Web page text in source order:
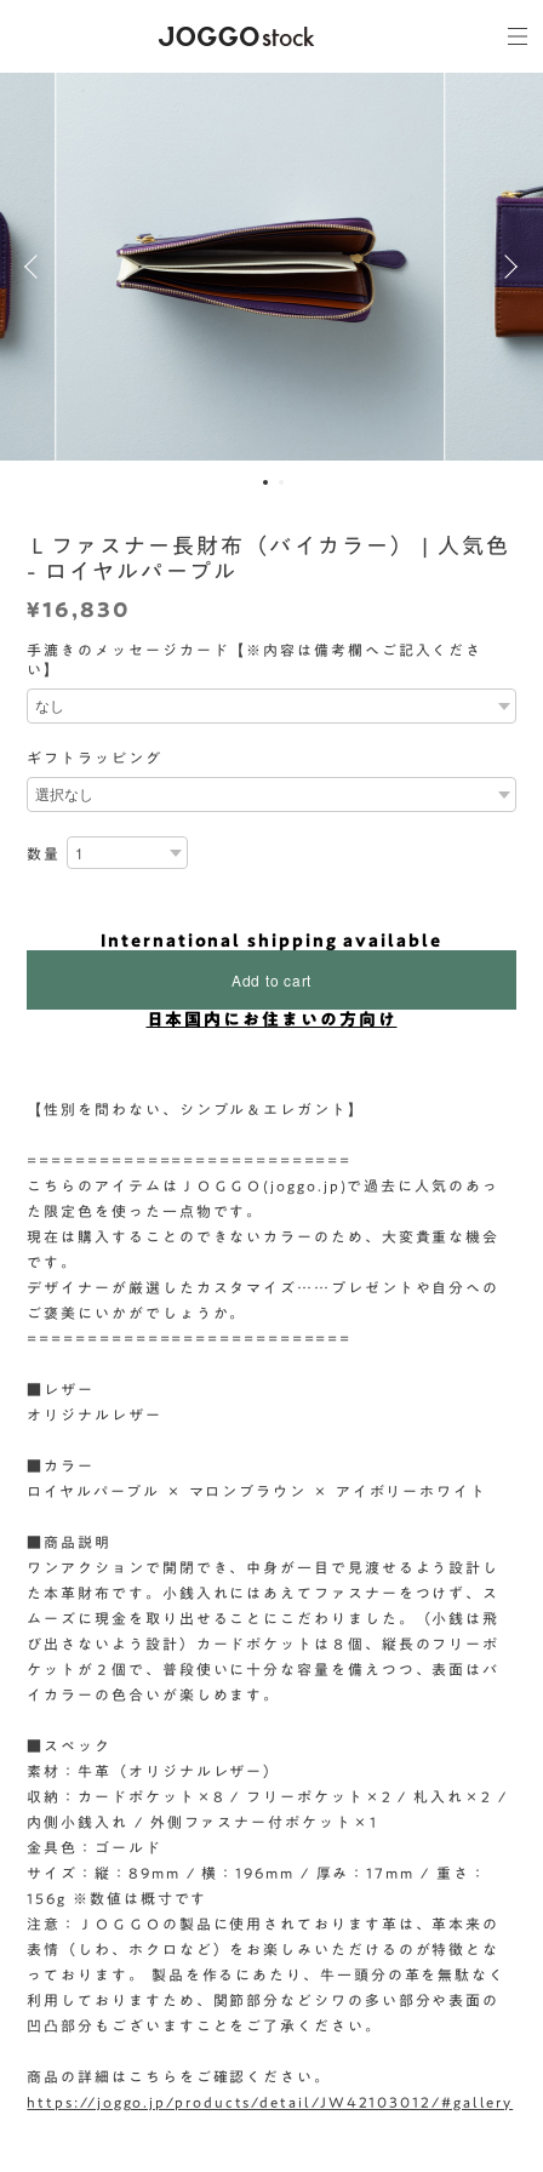
Ｌファスナー長財布（バイカラー） | 人気色
- ロイヤルパープル
¥16,830
手漉きのメッセージカード【※内容は備考欄へご記入くださ
い】
ギフトラッピング
数量
International shipping available
Add to cart
日本国内にお住まいの方向け
【性別を問わない、シンプル＆エレガント】
===========================
こちらのアイテムはＪＯＧＧＯ(joggo.jp)で過去に人気のあっ
た限定色を使った一点物です。
現在は購入することのできないカラーのため、大変貴重な機会
です。
デザイナーが厳選したカスタマイズ……プレゼントや自分への
ご褒美にいかがでしょうか。
===========================
■レザー
オリジナルレザー
■カラー
ロイヤルパープル × マロンブラウン × アイボリーホワイト
■商品説明
ワンアクションで開閉でき、中身が一目で見渡せるよう設計し
た本革財布です。小銭入れにはあえてファスナーをつけず、ス
ムーズに現金を取り出せることにこだわりました。（小銭は飛
び出さないよう設計）カードポケットは８個、縦長のフリーポ
ケットが２個で、普段使いに十分な容量を備えつつ、表面はバ
イカラーの色合いが楽しめます。
■スペック
素材：牛革（オリジナルレザー）
収納：カードポケット×8 / フリーポケット×2 / 札入れ×2 /
内側小銭入れ / 外側ファスナー付ポケット×1
金具色：ゴールド
サイズ：縦：89mm / 横：196mm / 厚み：17mm / 重さ：
156g ※数値は概寸です
注意：ＪＯＧＧＯの製品に使用されております革は、革本来の
表情（しわ、ホクロなど）をお楽しみいただけるのが特徴とな
っております。 製品を作るにあたり、牛一頭分の革を無駄なく
利用しておりますため、関節部分などシワの多い部分や表面の
凹凸部分もございますことをご了承ください。
商品の詳細はこちらをご確認ください。
https://joggo.jp/products/detail/JW42103012/#gallery